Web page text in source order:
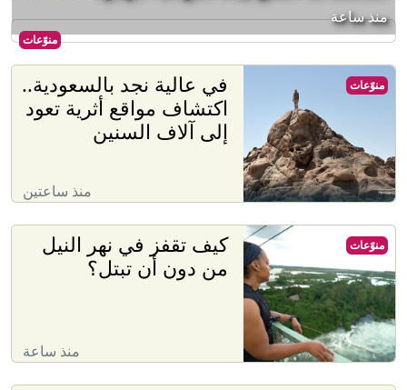
منوّعات
منذ ساعة
في عالية نجد بالسعودية..
اكتشاف مواقع أثرية تعود
إلى آلاف السنين
منذ ساعتين
منوّعات
كيف تقفز في نهر النيل
من دون أن تبتل؟
منذ ساعة
منوّعات